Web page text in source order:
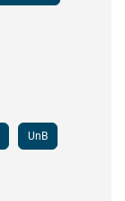
UnB